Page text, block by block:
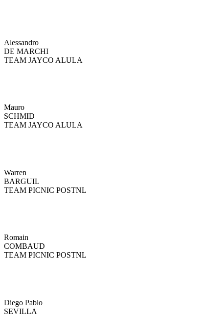
Alessandro
DE MARCHI
TEAM JAYCO ALULA
Mauro
SCHMID
TEAM JAYCO ALULA
Warren
BARGUIL
TEAM PICNIC POSTNL
Romain
COMBAUD
TEAM PICNIC POSTNL
Diego Pablo
SEVILLA